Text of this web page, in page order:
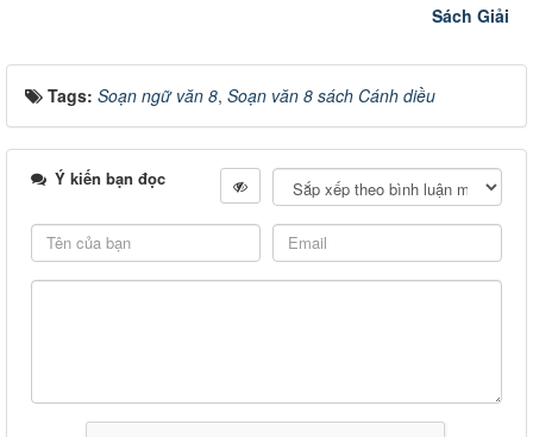
Sách Giải
Tags: Soạn ngữ văn 8, Soạn văn 8 sách Cánh diều
Ý kiến bạn đọc